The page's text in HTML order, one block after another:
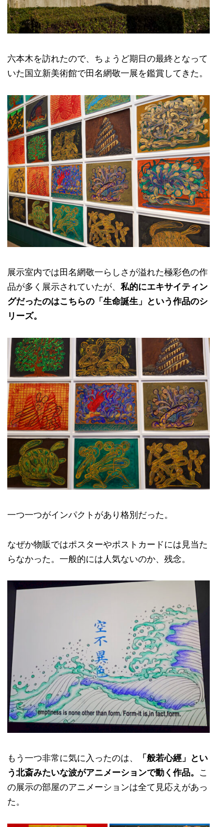
六本木を訪れたので、ちょうど期日の最終となって
いた国立新美術館で田名網敬一展を鑑賞してきた。
展示室内では田名網敬一らしさが溢れた極彩色の作
品が多く展示されていたが、 私的にエキサイティン
グだったのはこちらの「生命誕生」という作品のシ
リーズ。
一つ一つがインパクトがあり格別だった。
なぜか物販ではポスターやポストカードには見当た
らなかった。一般的には人気ないのか、残念。
もう一つ非常に気に入ったのは、
「般若心經」とい
う北斎みたいな波がアニメーションで動く作品。 こ
の展示の部屋のアニメーションは全て見応えがあっ
た。